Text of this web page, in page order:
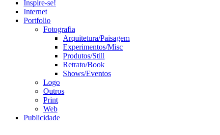
Inspire-se!
Internet
Portfolio
Fotografia
Arquitetura/Paisagem
Experimentos/Misc
Produtos/Still
Retrato/Book
Shows/Eventos
Logo
Outros
Print
Web
Publicidade